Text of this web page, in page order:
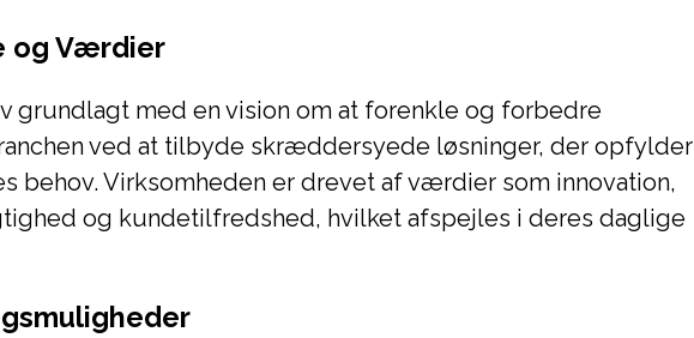
og Værdier
grundlagt med en vision om at forenkle og forbedre
ved at tilbyde skræddersyede løsninger, der opfylder
behov. Virksomheden er drevet af værdier som innovation,
og kundetilfredshed, hvilket afspejles i deres daglige